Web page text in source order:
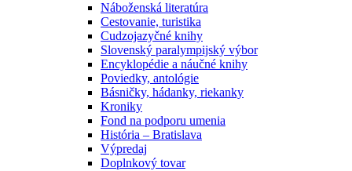
Náboženská literatúra
Cestovanie, turistika
Cudzojazyčné knihy
Slovenský paralympijský výbor
Encyklopédie a náučné knihy
Poviedky, antológie
Básničky, hádanky, riekanky
Kroniky
Fond na podporu umenia
História – Bratislava
Výpredaj
Doplnkový tovar